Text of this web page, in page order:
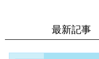
最新記事